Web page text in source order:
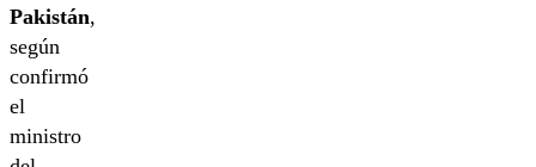
Pakistán,
según
confirmó
el
ministro